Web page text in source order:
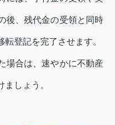
後、残代金の受領と同時
登記を完了させます。
場合は、速やかに不動産
しょう。